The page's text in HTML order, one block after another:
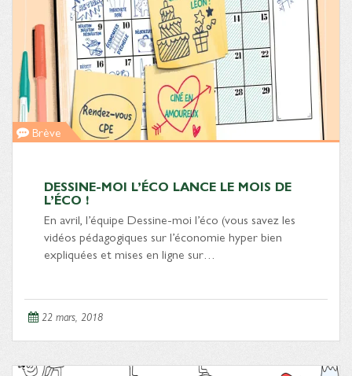
Brève
DESSINE-MOI L’ÉCO LANCE LE MOIS DE
L’ÉCO !
En avril, l’équipe Dessine-moi l’éco (vous savez les
vidéos pédagogiques sur l’économie hyper bien
expliquées et mises en ligne sur…
22 mars, 2018